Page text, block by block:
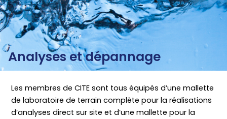
Analyses et dépannage
Les membres de CITE sont tous équipés d’une mallette
de laboratoire de terrain complète pour la réalisations
d’analyses direct sur site et d’une mallette pour la